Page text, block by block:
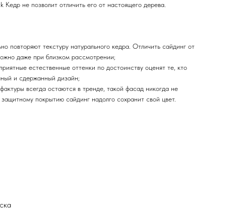
Кедр не позволит отличить его от настоящего дерева.
повторяют текстуру натурального кедра. Отличить сайдинг от
даже при близком рассмотрении;
естественные оттенки по достоинству оценят те, кто
и сдержанный дизайн;
всегда остаются в тренде, такой фасад никогда не
покрытию сайдинг надолго сохранит свой цвет.